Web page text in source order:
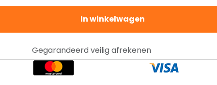
In winkelwagen
Gegarandeerd veilig afrekenen